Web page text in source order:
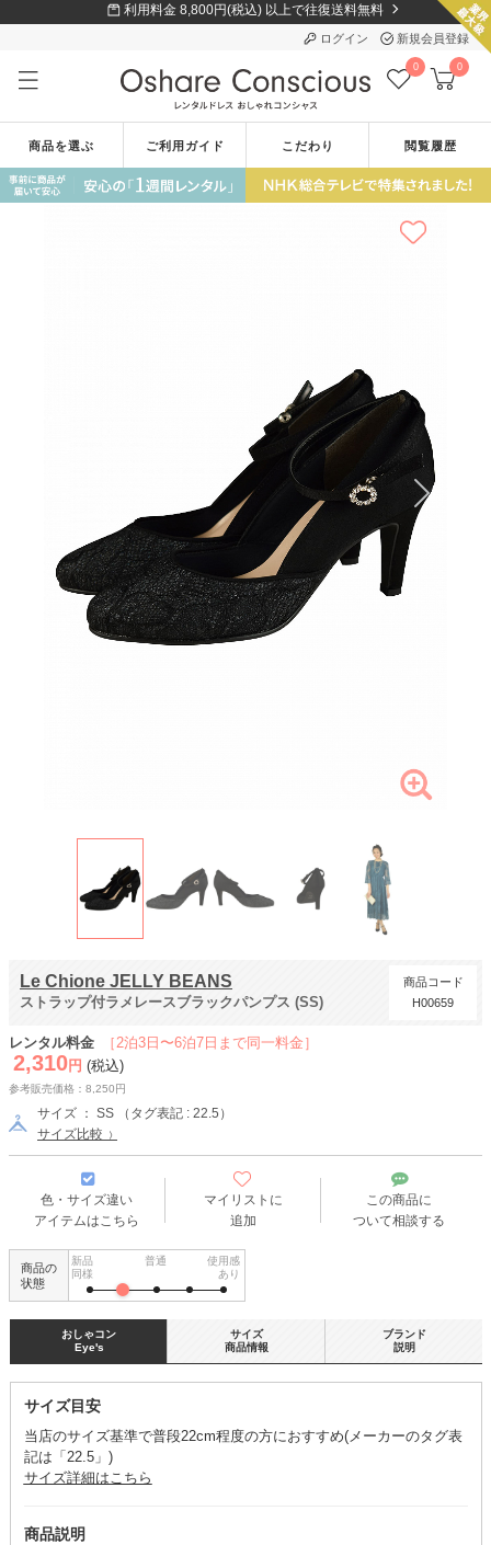
利用料金 8,800円(税込) 以上で往復送料無料
ログイン 新規会員登録
0 0
商品を選ぶ ご利用ガイド こだわり 閲覧履歴
Le Chione JELLY BEANS
ストラップ付ラメレースブラックパンプス (SS)
商品コード
H00659
［2泊3日〜6泊7日まで同一料金］
レンタル料金
2,310 円 (税込)
参考販売価格：8,250円
サイズ ： SS （タグ表記 : 22.5）
サイズ比較
色・サイズ違い
アイテムはこちら
マイリストに
追加
この商品に
ついて相談する
商品の
状態
新品
同様
普通
使用感
あり
おしゃコン
Eye's
サイズ目安
当店のサイズ基準で普段22cm程度の方におすすめ(メーカーのタグ表
記は「22.5」)
サイズ詳細はこちら
商品説明
サイズ
商品情報
ブランド
説明